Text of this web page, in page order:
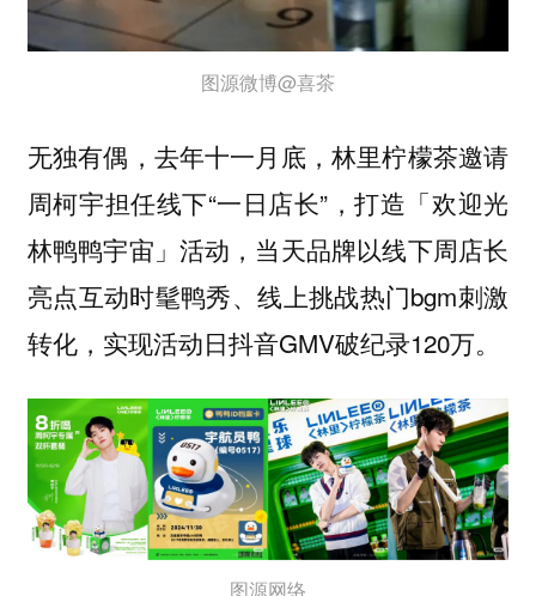
图源微博@喜茶
无独有偶，去年十一月底，林里柠檬茶邀请
周柯宇担任线下“一日店长”，打造「欢迎光
林鸭鸭宇宙」活动，当天品牌以线下周店长
亮点互动时髦鸭秀、线上挑战热门bgm刺激
转化，实现活动日抖音GMV破纪录120万。
图源网络